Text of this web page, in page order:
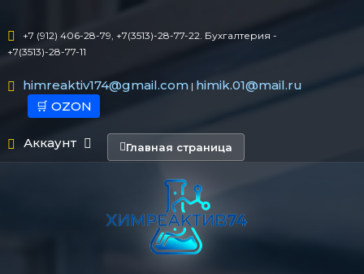
+7 (912) 406-28-79, +7(3513)-28-77-22. Бухгалтерия -
+7(3513)-28-77-11
himreaktiv174@gmail.com| himik.01@mail.ru
🛒 OZON
Аккаунт Главная страница